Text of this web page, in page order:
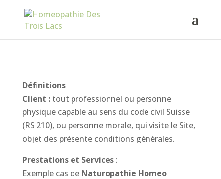
Définitions
Client :tout professionnel ou personne
physique capable au sens du code civil Suisse
(RS 210), ou personne morale, qui visite le Site,
objet des présente conditions générales.
Prestations et Services:
Exemple cas de Naturopathie Homeo